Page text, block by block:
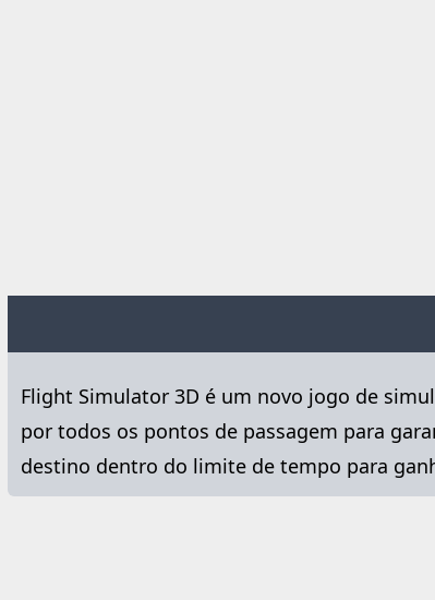
Flight Simulator 3D é um novo jogo de
por todos os pontos de passagem para
destino dentro do limite de tempo para